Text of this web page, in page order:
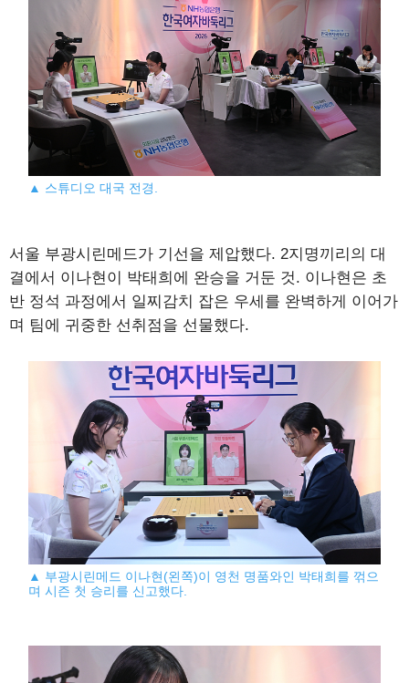
▲ 스튜디오 대국 전경.
서울 부광시린메드가 기선을 제압했다. 2지명끼리의 대
결에서 이나현이 박태희에 완승을 거둔 것. 이나현은 초
반 정석 과정에서 일찌감치 잡은 우세를 완벽하게 이어가
며 팀에 귀중한 선취점을 선물했다.
▲ 부광시린메드 이나현(왼쪽)이 영천 명품와인 박태희를 꺾으
며 시즌 첫 승리를 신고했다.